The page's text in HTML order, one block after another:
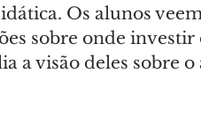
Os alunos
sobre onde investir
a visão deles sobre o